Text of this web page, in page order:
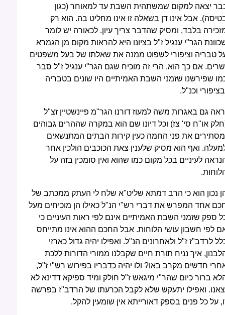
יצאה למקום שמשתהית השבת עד למאוחר (כגון
אבל אינו דן בשאלה זו אינו מחליט בה. הוא רק
בלבד, ומסיק שהדבר צריך עיון. לכאורה יש לומר
הגר"י ענגיל ז"ל בציונו היא להראות מקום מן הגמרא
טבריה וציפורי לשפוט ממנה את שאלתו של בעל משפטים
אם כך הוא, הרי זה מוכיח שגם הגר"י ענגיל ז"ל סבר
שפירשנו שזמני השבת האמיתיים היו שונים בטבריה
וכנ"ל.
גם באגרות משה למעוז דורנו הגר"מ פיינשטיין זצ"ל
או"ח סי' צז) וכל דיונו שם הוא במקרה שההרים גבוהים
את פני החמה כעין קירות הבתים המתנשאים
ואף הוא מסיק שלענין צאת הכוכבים הולכין אחר
לעיניים בכל מקום כמו שהוא ואין סומכין בזה על
נכון הוא כי הרב דמתא שליט"א שלח לי העתק ממכתב של
אחד המפרש את דברי רש"י הנ"ל כאילו הן מוכיחים מעל
ספק שזמני השבת האמיתיים אינם לפי ראות העיניים כי
לפי חשבון עושי הלוחות. אבל החכם ההוא אינו מתייחס
לרדב"ז ז"ל ולאחרונים הנ"ל. ואפילו יהיה גדול כארזי
איך נניח תורת חיים שקבלנו ממורי הדורות ללכת
חדשים מקרב באו? ולו יהיה כדבריו בפירוש רש"י ז"ל,
ברור כיום שהר"י מיגאש ז"ל חולק ומיד ספיקא דדינא לא
ואפילו יתעקש שלא לקבל הכרעתו של הרדב"ז בפרשה
על כל פנים בספק דאורייתא אין שומעין להקל.